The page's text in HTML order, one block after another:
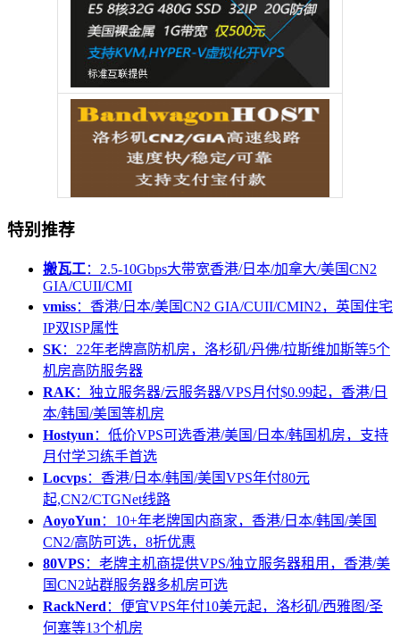
特别推荐
搬瓦工：2.5-10Gbps大带宽香港/日本/加拿大/美国CN2
GIA/CUII/CMI
vmiss：香港/日本/美国CN2 GIA/CUII/CMIN2，英国住宅
IP双ISP属性
SK：22年老牌高防机房，洛杉矶/丹佛/拉斯维加斯等5个
机房高防服务器
RAK：独立服务器/云服务器/VPS月付$0.99起，香港/日
本/韩国/美国等机房
Hostyun ：低价VPS可选香港/美国/日本/韩国机房，支持
月付学习练手首选
Locvps：香港/日本/韩国/美国VPS年付80元
起,CN2/CTGNet线路
AoyoYun ：10+年老牌国内商家，香港/日本/韩国/美国
CN2/高防可选，8折优惠
80VPS：老牌主机商提供VPS/独立服务器租用，香港/美
国CN2站群服务器多机房可选
RackNerd ：便宜VPS年付10美元起，洛杉矶/西雅图/圣
何塞等13个机房